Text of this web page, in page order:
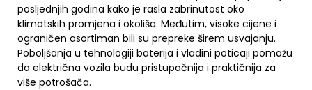
posljednjih godina kako je rasla zabrinutost oko
klimatskih promjena i okoliša. Međutim, visoke cijene i
ograničen asortiman bili su prepreke širem usvajanju.
Poboljšanja u tehnologiji baterija i vladini poticaji pomažu
da električna vozila budu pristupačnija i praktičnija za
više potrošača.